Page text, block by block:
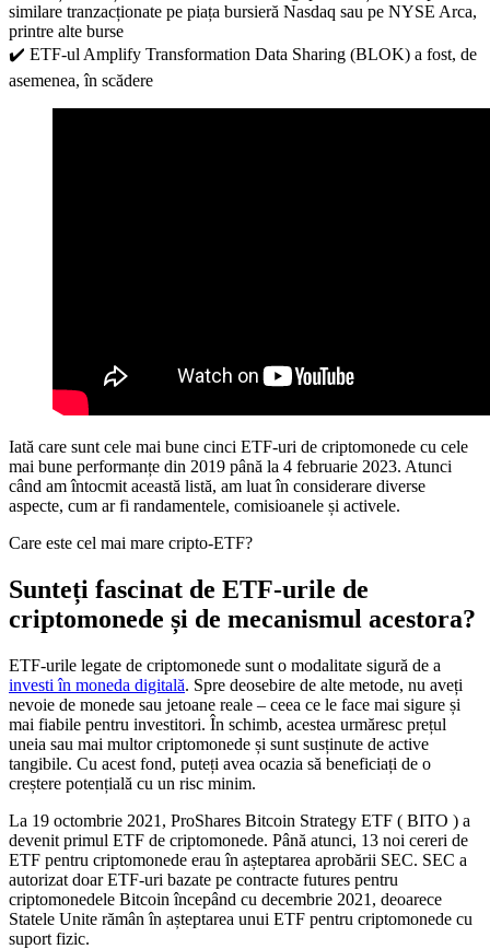
similare tranzacționate pe piața bursieră Nasdaq sau pe NYSE Arca,
printre alte burse
✔️ ETF-ul Amplify Transformation Data Sharing (BLOK) a fost, de
asemenea, în scădere
Iată care sunt cele mai bune cinci ETF-uri de criptomonede cu cele
mai bune performanțe din 2019 până la 4 februarie 2023. Atunci
când am întocmit această listă, am luat în considerare diverse
aspecte, cum ar fi randamentele, comisioanele și activele.
Care este cel mai mare cripto-ETF?
Sunteți fascinat de ETF-urile de
criptomonede și de mecanismul acestora?
ETF-urile legate de criptomonede sunt o modalitate sigură de a
investi în moneda digitală. Spre deosebire de alte metode, nu aveți
nevoie de monede sau jetoane reale – ceea ce le face mai sigure și
mai fiabile pentru investitori. În schimb, acestea urmăresc prețul
uneia sau mai multor criptomonede și sunt susținute de active
tangibile. Cu acest fond, puteți avea ocazia să beneficiați de o
creștere potențială cu un risc minim.
La 19 octombrie 2021, ProShares Bitcoin Strategy ETF ( BITO ) a
devenit primul ETF de criptomonede. Până atunci, 13 noi cereri de
ETF pentru criptomonede erau în așteptarea aprobării SEC. SEC a
autorizat doar ETF-uri bazate pe contracte futures pentru
criptomonedele Bitcoin începând cu decembrie 2021, deoarece
Statele Unite rămân în așteptarea unui ETF pentru criptomonede cu
suport fizic.